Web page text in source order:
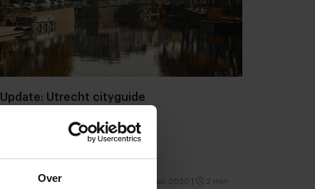
Over
Update: Utrecht cityguide
5 februari 2020 2 min